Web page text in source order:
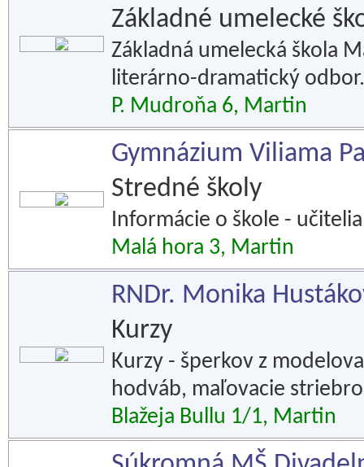
Základné umelecké
Základná umelecká škola
literárno-dramatický odbor.
P. Mudroňa 6, Martin
Gymnázium Viliama
Stredné školy
Informácie o škole -
Malá hora 3, Martin
RNDr. Monika
Kurzy
Kurzy - šperkov z
hodváb, maľovacie
Blažeja Bullu 1/1, Martin